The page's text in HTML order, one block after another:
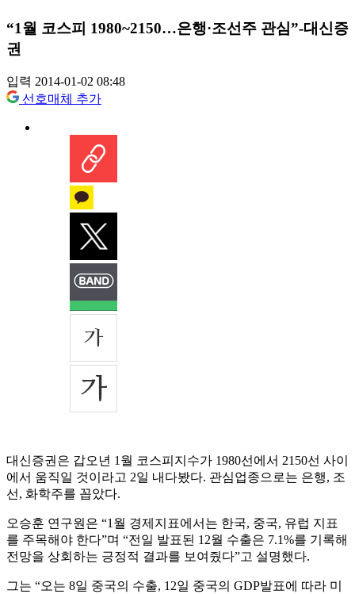
“1월 코스피 1980~2150…은행·조선주 관심”-대신증
권
입력 2014-01-02 08:48
선호매체 추가
대신증권은 갑오년 1월 코스피지수가 1980선에서 2150선 사이
에서 움직일 것이라고 2일 내다봤다. 관심업종으로는 은행, 조
선, 화학주를 꼽았다.
오승훈 연구원은 “1월 경제지표에서는 한국, 중국, 유럽 지표
를 주목해야 한다”며 “전일 발표된 12월 수출은 7.1%를 기록해
전망을 상회하는 긍정적 결과를 보여줬다”고 설명했다.
그는 “오는 8일 중국의 수출, 12일 중국의 GDP발표에 따라 미